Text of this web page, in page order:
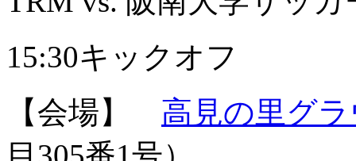
15:30キックオフ
【会場】 高見の里グ